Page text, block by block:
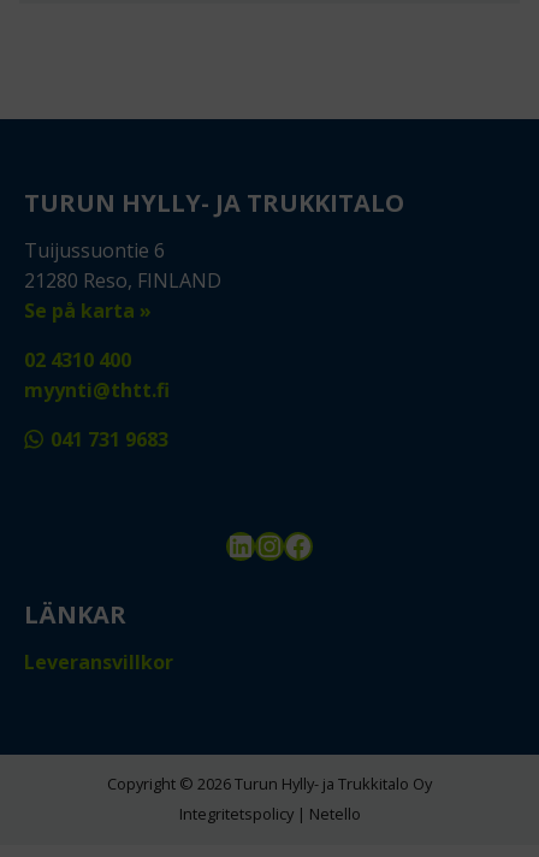
TURUN HYLLY- JA TRUKKITALO
Tuijussuontie 6
21280 Reso, FINLAND
Se på karta »
02 4310 400
myynti@thtt.fi
041 731 9683
LinkedIn
Instagram
Facebook
LÄNKAR
Leveransvillkor
Copyright © 2026 Turun Hylly- ja Trukkitalo Oy
Integritetspolicy| Netello